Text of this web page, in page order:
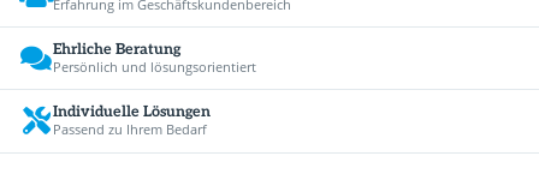
Erfahrung im Geschäftskundenbereich
Ehrliche Beratung
Persönlich und lösungsorientiert
Individuelle Lösungen
Passend zu Ihrem Bedarf